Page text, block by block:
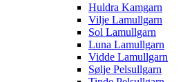
Huldra Kamgarn
Vilje Lamullgarn
Sol Lamullgarn
Luna Lamullgarn
Vidde Lamullgarn
Sølje Pelsullgarn